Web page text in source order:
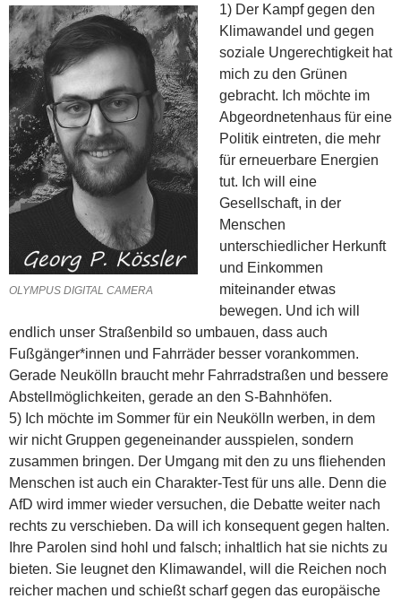
OLYMPUS DIGITAL CAMERA
1) Der Kampf gegen den
Klimawandel und gegen
soziale Ungerechtigkeit hat
mich zu den Grünen
gebracht. Ich möchte im
Abgeordnetenhaus für eine
Politik eintreten, die mehr
für erneuerbare Ener­gien
tut. Ich will eine
Gesellschaft, in der
Menschen
unterschiedlicher Herkunft
und Einkommen
miteinander etwas
bewegen. Und ich will
endlich unser Straßenbild so umbauen, dass auch
Fußgänger*innen und Fahrräder besser vorankommen.
Gerade Neukölln braucht mehr Fahrradstraßen und bessere
Abstellmöglichkeiten, gerade an den S-Bahnhöfen.
5) Ich möchte im Sommer für ein Neukölln werben, in dem
wir nicht Gruppen gegeneinander ausspielen, sondern
zusammen bringen. Der Umgang mit den zu uns fliehenden
Menschen ist auch ein Charakter-Test für uns alle. Denn die
AfD wird immer wieder versuchen, die Debatte weiter nach
rechts zu verschieben. Da will ich konsequent gegen halten.
Ihre Parolen sind hohl und falsch; inhaltlich hat sie nichts zu
bieten. Sie leugnet den Klimawandel, will die Reichen noch
reicher machen und schießt scharf gegen das europäische